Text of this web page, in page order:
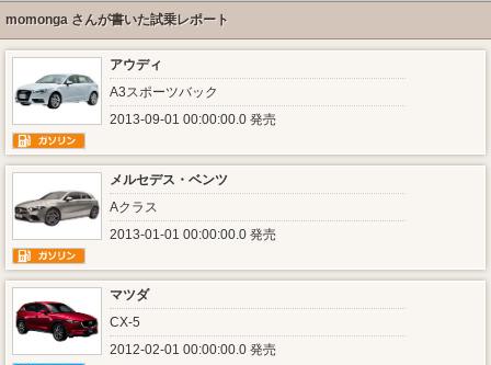
momonga さんが書いた試乗レポート
アウディ
A3スポーツバック
2013-09-01 00:00:00.0 発売
メルセデス・ベンツ
Aクラス
2013-01-01 00:00:00.0 発売
マツダ
CX-5
2012-02-01 00:00:00.0 発売